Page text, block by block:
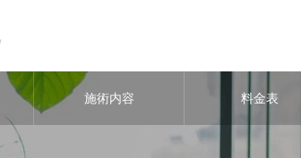
施術内容 料金表